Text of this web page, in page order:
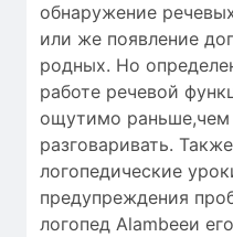
обнаружение
или же появление
родных. Но
работе речевой
ощутимо
разговаривать.
логопедические
предупреждения
логопед Alambeeи